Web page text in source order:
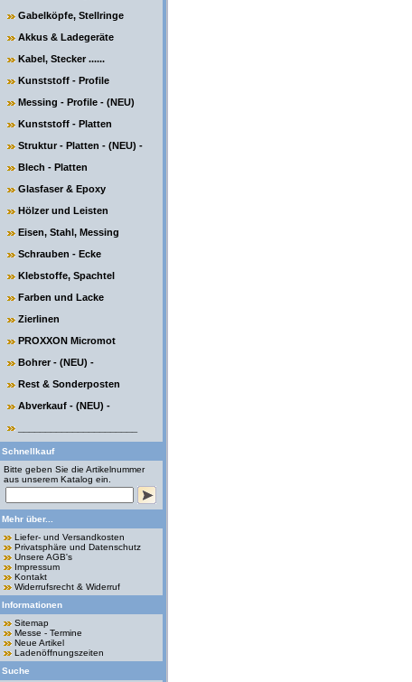
Gabelköpfe, Stellringe
Akkus & Ladegeräte
Kabel, Stecker ......
Kunststoff - Profile
Messing - Profile - (NEU)
Kunststoff - Platten
Struktur - Platten - (NEU) -
Blech - Platten
Glasfaser & Epoxy
Hölzer und Leisten
Eisen, Stahl, Messing
Schrauben - Ecke
Klebstoffe, Spachtel
Farben und Lacke
Zierlinen
PROXXON Micromot
Bohrer - (NEU) -
Rest & Sonderposten
Abverkauf - (NEU) -
Schnellkauf
Bitte geben Sie die Artikelnummer
aus unserem Katalog ein.
Mehr über...
Liefer- und Versandkosten
Privatsphäre und Datenschutz
Unsere AGB's
Impressum
Kontakt
Widerrufsrecht & Widerruf
Informationen
Sitemap
Messe - Termine
Neue Artikel
Ladenöffnungszeiten
Suche